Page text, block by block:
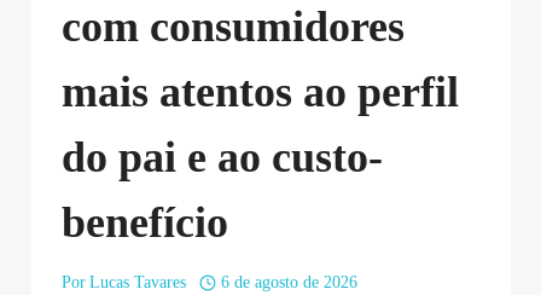
com consumidores
mais atentos ao perfil
do pai e ao custo-
benefício
Por Lucas Tavares
6 de agosto de 2026